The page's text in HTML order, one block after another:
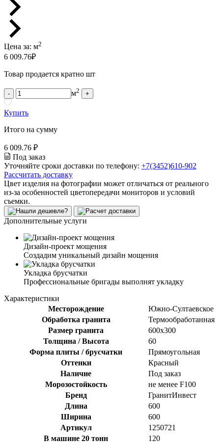
Цена за: м2
6 009.76₽
Товар продается кратно шт
- м2 +
Купить
Итого на сумму
6 009.76 ₽
Под заказ
Уточняйте сроки доставки по телефону: +7(3452)610-902
Рассчитать доставку
Цвет изделия на фотографии может отличаться от реального
из-за особенностей цветопередачи мониторов и условий
съемки.
Дополнительные услуги
Дизайн-проект мощения
Создадим уникальный дизайн мощения
Укладка брусчатки
Профессиональные бригады выполнят укладку
Характеристики
Месторождение
Южно-Султаевское
Обработка гранита
Термообработанная
Размер гранита
600х300
Толщина / Высота
60
Форма плиты / брусчатки
Прямоугольная
Оттенки
Красный
Наличие
Под заказ
Морозостойкость
не менее F100
Бренд
ГранитИнвест
Длина
600
Ширина
600
Артикул
1250721
В машине 20 тонн
120